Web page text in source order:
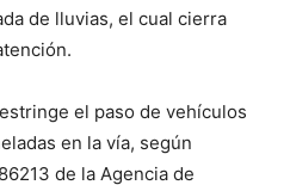
de lluvias, el cual cierra
el paso de vehículos
en la vía, según
de la Agencia de